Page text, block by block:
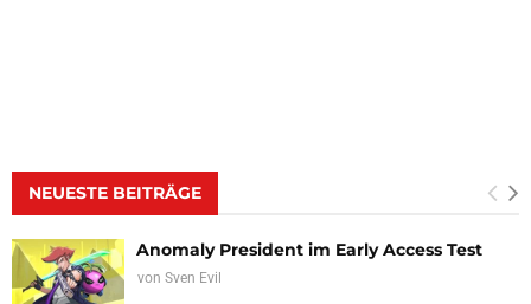
NEUESTE BEITRÄGE
Anomaly President im Early Access Test
von Sven Evil